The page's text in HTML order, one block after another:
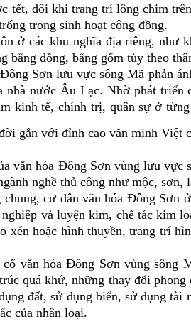
tết, đôi khi trang trí lông chim
trong sinh hoạt cộng đồng.
ở các khu nghĩa địa riêng, như
bằng đồng, bằng gốm tùy theo
Sơn lưu vực sông Mã phản
nhà nước Âu Lạc. Nhờ phát triển
kinh tế, chính trị, quân sựở
gắn với đỉnh cao văn minh
văn hóa Đông Sơn vùng lưu vực
nghề thủ công như mộc,
chung, cư dân văn hóa Đông Sơn
và luyện kim, chế tác kim
xén hoặc hình thuyền, trang trí
cổ văn hóa Đông Sơn vùng sông
quá khứ, những thay đổi phong
đất, sử dụng biển, sử dụng
của nhân loại.